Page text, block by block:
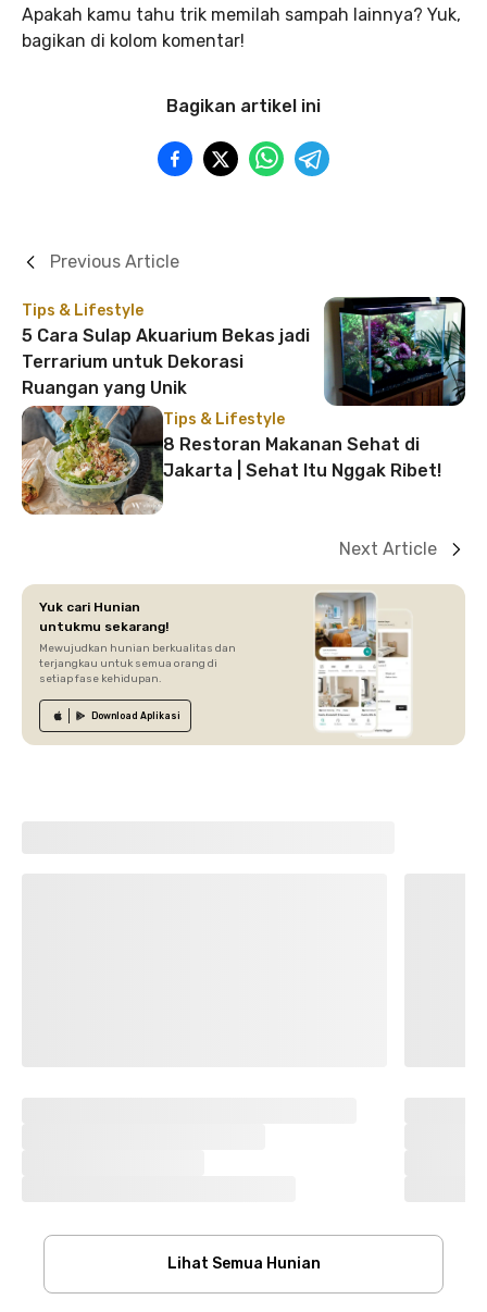
Apakah kamu tahu trik memilah sampah lainnya? Yuk,
bagikan di kolom komentar!
Bagikan artikel ini
Tips & Lifestyle
5 Cara Sulap Akuarium Bekas jadi
Terrarium untuk Dekorasi
Ruangan yang Unik
Previous Article
Tips & Lifestyle
8 Restoran Makanan Sehat di
Jakarta | Sehat Itu Nggak Ribet!
Next Article
Yuk cari Hunian
untukmu sekarang!
Mewujudkan hunian berkualitas dan
terjangkau untuk semua orang di
setiap fase kehidupan.
Download Aplikasi
Lihat Semua Hunian